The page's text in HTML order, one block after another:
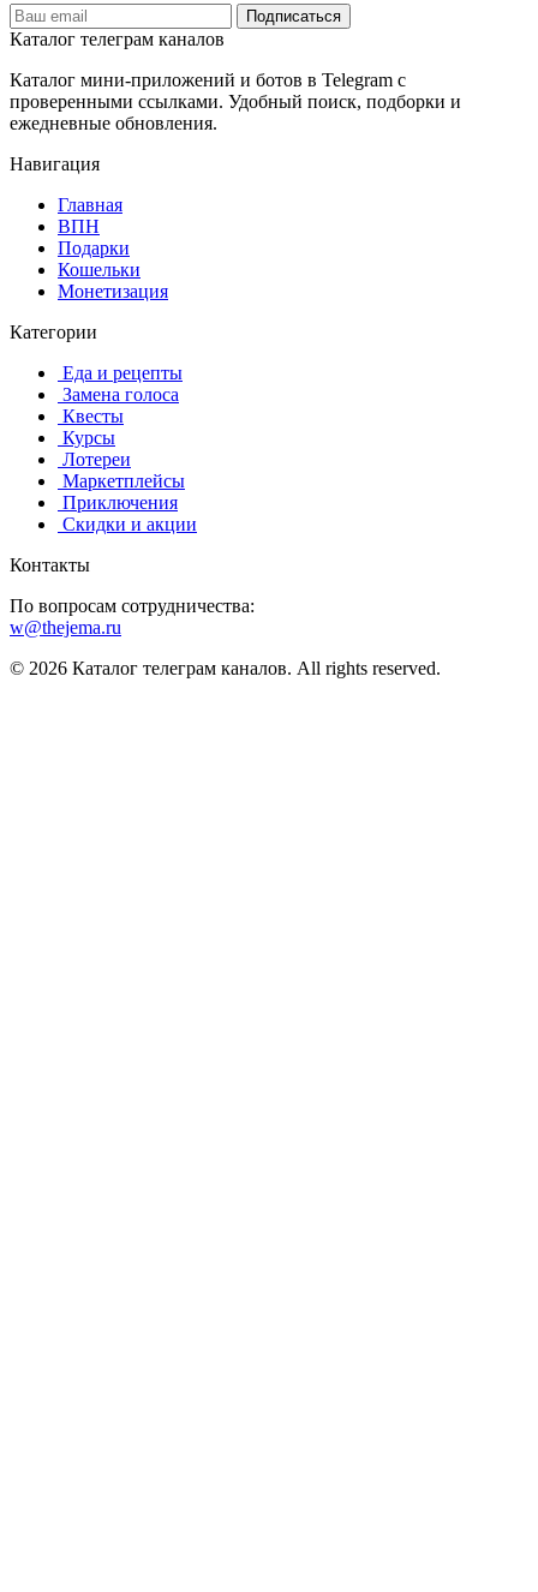
Подписаться
Каталог телеграм каналов
Каталог мини-приложений и ботов в Telegram с
проверенными ссылками. Удобный поиск, подборки и
ежедневные обновления.
Навигация
Главная
️ВПН
Подарки
Кошельки
Монетизация
Категории
️ ️Еда и рецепты
️ Замена голоса
️ Квесты
‍ Курсы
️ Лотереи
️ Маркетплейсы
️ Приключения
️ Скидки и акции
Контакты
По вопросам сотрудничества:
w@thejema.ru
© 2026 Каталог телеграм каналов. All rights reserved.